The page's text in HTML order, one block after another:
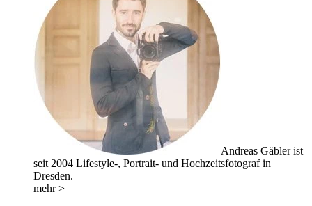
Andreas Gäbler ist
seit 2004 Lifestyle-, Portrait- und Hochzeitsfotograf in
Dresden.
mehr >